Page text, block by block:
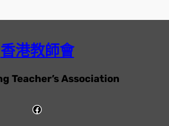
香港教師會
Teacher’s Association